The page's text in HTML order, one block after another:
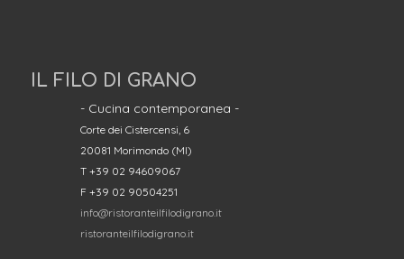
IL FILO DI GRANO
- Cucina contemporanea -
Corte dei Cistercensi, 6
20081 Morimondo (MI)
T +39 02 94609067
F +39 02 90504251
info@ristoranteilfilodigrano.it
ristoranteilfilodigrano.it